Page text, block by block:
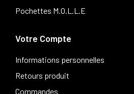
Pochettes M.O.L.L.E
Votre Compte
Informations personnelles
Retours produit
Commandes